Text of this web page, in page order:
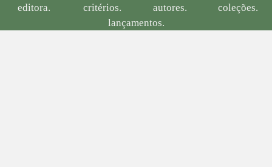
editora. critérios. autores.
coleções.
lançamentos.